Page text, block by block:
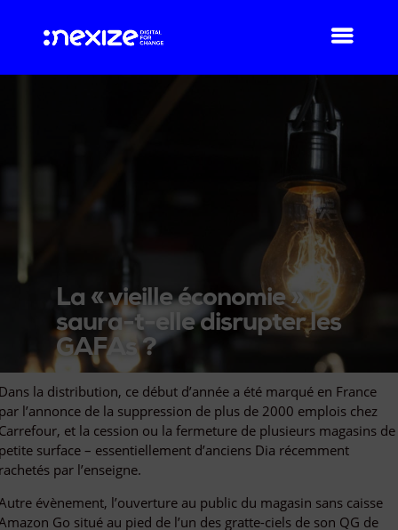
La « vieille économie »
saura-t-elle disrupter les
GAFAs ?
la distribution, ce début d’année a été marqué en France
l’annonce de la suppression de plus de 2000 emplois chez
et la cession ou la fermeture de plusieurs magasins de
surface – essentiellement d’anciens Dia récemment
par l’enseigne.
évènement, l’ouverture au public du magasin sans caisse
Go situé au pied de l’un des gratte-ciels de son QG de